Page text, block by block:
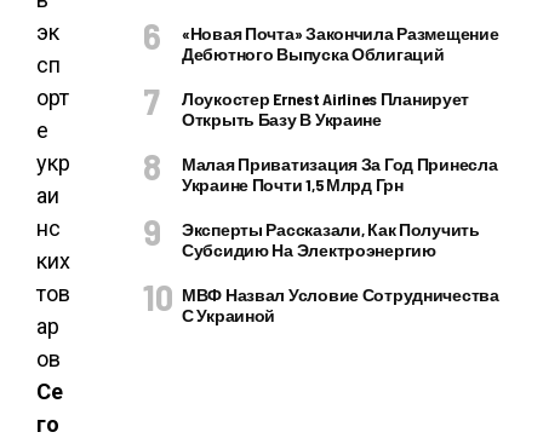
Се
го
«Новая Почта» Закончила Размещение
Дебютного Выпуска Облигаций
Лоукостер Ernest Airlines Планирует
Открыть Базу В Украине
Малая Приватизация За Год Принесла
Украине Почти 1,5 Млрд Грн
Эксперты Рассказали, Как Получить
Субсидию На Электроэнергию
МВФ Назвал Условие Сотрудничества
С Украиной